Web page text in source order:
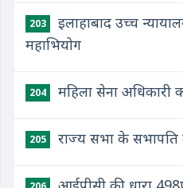
203
इलाहाबाद उच्च
महाभियोग
204 महिला सेना अधिकारी
205 राज्य सभा के सभापति